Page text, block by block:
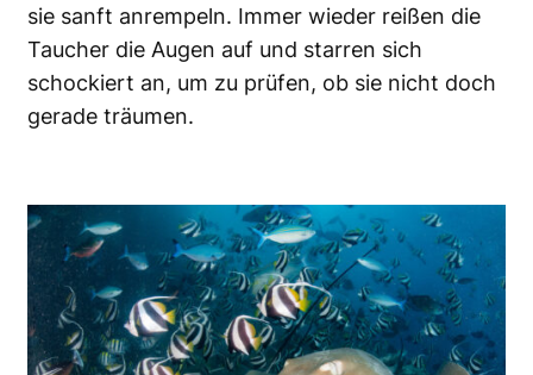
sie sanft anrempeln. Immer wieder reißen die
Taucher die Augen auf und starren sich
schockiert an, um zu prüfen, ob sie nicht doch
gerade träumen.